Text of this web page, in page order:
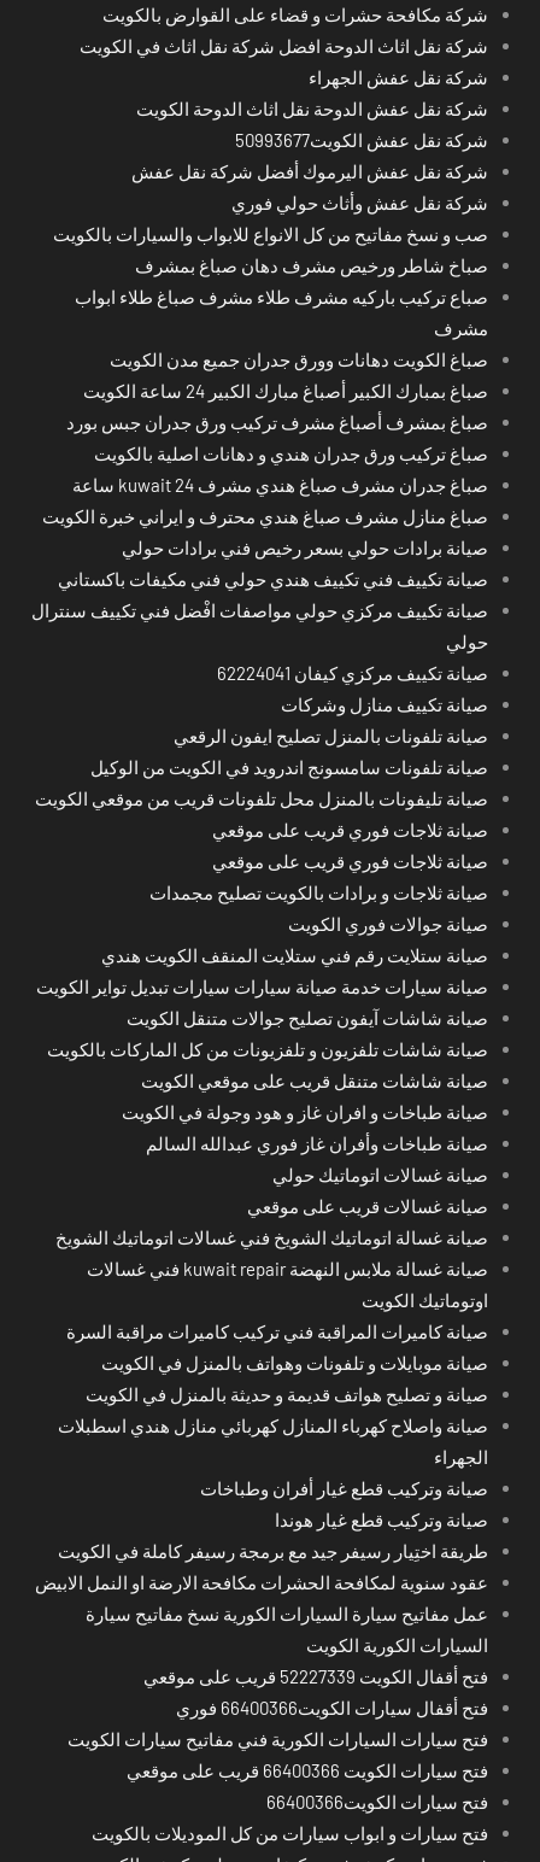
شركة مكافحة حشرات و قضاء على القوارض بالكويت
شركة نقل اثاث الدوحة افضل شركة نقل اثاث في الكويت
شركة نقل عفش الجهراء
شركة نقل عفش الدوحة نقل اثاث الدوحة الكويت
شركة نقل عفش الكويت50993677
شركة نقل عفش اليرموك أفضل شركة نقل عفش
شركة نقل عفش وأثاث حولي فوري
صب و نسخ مفاتيح من كل الانواع للابواب والسيارات بالكويت
صباخ شاطر ورخيص مشرف دهان صباغ بمشرف
صباع تركيب باركيه مشرف طلاء مشرف صباغ طلاء ابواب
مشرف
صباغ الكويت دهانات وورق جدران جميع مدن الكويت
صباغ بمبارك الكبير أصباغ مبارك الكبير 24 ساعة الكويت
صباغ بمشرف أصباغ مشرف تركيب ورق جدران جبس بورد
صباغ تركيب ورق جدران هندي و دهانات اصلية بالكويت
صباغ جدران مشرف صباغ هندي مشرف kuwait 24 ساعة
صباغ منازل مشرف صباغ هندي محترف و ايراني خبرة الكويت
صيانة برادات حولي بسعر رخيص فني برادات حولي
صيانة تكييف فني تكييف هندي حولي فني مكيفات باكستاني
صيانة تكييف مركزي حولي مواصفات افْضل فني تكييف سنترال
حولي
صيانة تكييف مركزي كيفان 62224041
صيانة تكييف منازل وشركات
صيانة تلفونات بالمنزل تصليح ايفون الرقعي
صيانة تلفونات سامسونج اندرويد في الكويت من الوكيل
صيانة تليفونات بالمنزل محل تلفونات قريب من موقعي الكويت
صيانة ثلاجات فوري قريب على موقعي
صيانة ثلاجات فوري قريب على موقعي
صيانة ثلاجات و برادات بالكويت تصليح مجمدات
صيانة جوالات فوري الكويت
صيانة ستلايت رقم فني ستلايت المنقف الكويت هندي
صيانة سيارات خدمة صيانة سيارات سيارات تبديل تواير الكويت
صيانة شاشات آيفون تصليح جوالات متنقل الكويت
صيانة شاشات تلفزيون و تلفزيونات من كل الماركات بالكويت
صيانة شاشات متنقل قريب على موقعي الكويت
صيانة طباخات و افران غاز و هود وجولة في الكويت
صيانة طباخات وأفران غاز فوري عبدالله السالم
صيانة غسالات اتوماتيك حولي
صيانة غسالات قريب على موقعي
صيانة غسالة اتوماتيك الشويخ فني غسالات اتوماتيك الشويخ
صيانة غسالة ملابس النهضة kuwait repair فني غسالات
اوتوماتيك الكويت
صيانة كاميرات المراقبة فني تركيب كاميرات مراقبة السرة
صيانة موبايلات و تلفونات وهواتف بالمنزل في الكويت
صيانة و تصليح هواتف قديمة و حديثة بالمنزل في الكويت
صيانة واصلاح كهرباء المنازل كهربائي منازل هندي اسطبلات
الجهراء
صيانة وتركيب قطع غيار أفران وطباخات
صيانة وتركيب قطع غيار هوندا
طريقة اختِيار رسيفر جيد مع برمجة رسيفر كاملة في الكويت
عقود سنوية لمكافحة الحشرات مكافحة الارضة او النمل الابيض
عمل مفاتيح سيارة السيارات الكورية نسخ مفاتيح سيارة
السيارات الكورية الكويت
فتح أقفال الكويت 52227339 قريب على موقعي
فتح أقفال سيارات الكويت66400366 فوري
فتح سيارات السيارات الكورية فني مفاتيح سيارات الكويت
فتح سيارات الكويت 66400366 قريب على موقعي
فتح سيارات الكويت66400366
فتح سيارات و ابواب سيارات من كل الموديلات بالكويت